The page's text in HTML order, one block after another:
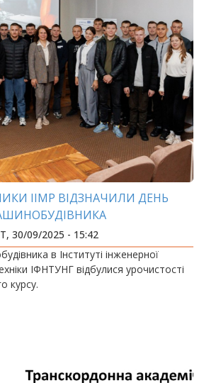
ІІМР ВІДЗНАЧИЛИ ДЕНЬ
30/09/2025 - 15:42
в Інституті інженерної
ІФНТУНГ відбулися урочистості
курсу.